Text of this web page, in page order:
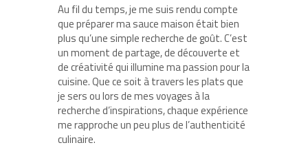
Au fil du temps, je me suis rendu compte
que préparer ma sauce maison était bien
plus qu’une simple recherche de goût. C’est
un moment de partage, de découverte et
de créativité qui illumine ma passion pour la
cuisine. Que ce soit à travers les plats que
je sers ou lors de mes voyages à la
recherche d’inspirations, chaque expérience
me rapproche un peu plus de l’authenticité
culinaire.